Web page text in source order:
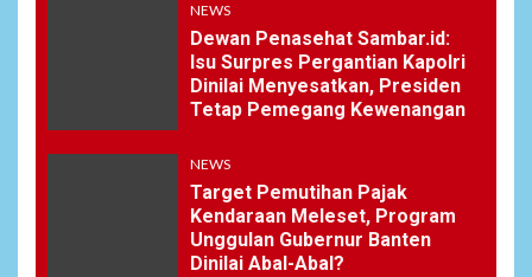
NEWS
Dewan Penasehat Sambar.id:
Isu Surpres Pergantian Kapolri
Dinilai Menyesatkan, Presiden
Tetap Pemegang Kewenangan
NEWS
Target Pemutihan Pajak
Kendaraan Meleset, Program
Unggulan Gubernur Banten
Dinilai Abal-Abal?